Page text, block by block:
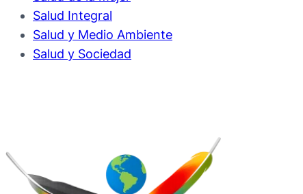
Salud Integral
Salud y Medio Ambiente
Salud y Sociedad